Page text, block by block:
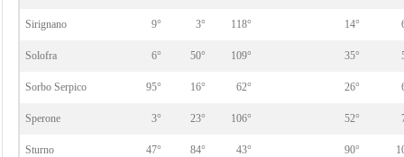
Sirignano 9° 3° 118° 14°
Solofra 6° 50° 109° 35°
Sorbo Serpico 95° 16° 62° 26°
Sperone 3° 23° 106° 52°
Sturno 47° 84° 43° 90°